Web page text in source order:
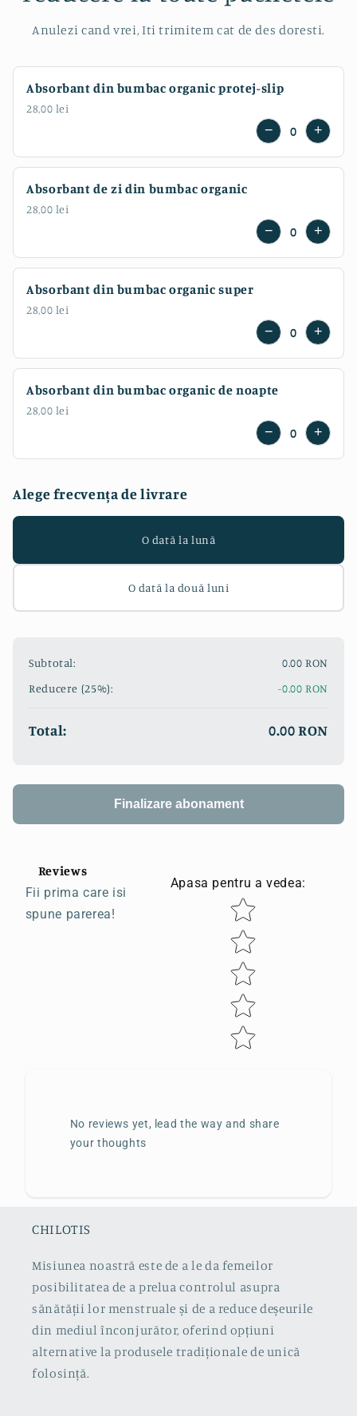
Anulezi cand vrei, Iti trimitem cat de des doresti.
Absorbant din bumbac organic protej-slip
28,00 lei
− 0 +
Absorbant de zi din bumbac organic
28,00 lei
− 0 +
Absorbant din bumbac organic super
28,00 lei
− 0 +
Absorbant din bumbac organic de noapte
28,00 lei
− 0 +
Alege frecvența de livrare
O dată la lună
O dată la două luni
Subtotal:
0.00 RON
Reducere (25%):
-0.00 RON
Total: 0.00 RON
Finalizare abonament
Reviews
Fii prima care isi
spune parerea!
Apasa pentru a vedea:
Star rating
No reviews yet, lead the way and share
your thoughts
CHILOTIS
Misiunea noastră este de a le da femeilor
posibilitatea de a prelua controlul asupra
sănătății lor menstruale și de a reduce deșeurile
din mediul înconjurător, oferind opțiuni
alternative la produsele tradiționale de unică
folosință.